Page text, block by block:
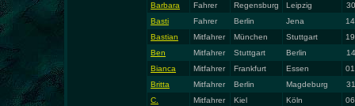
Barbara
Fahrer Regensburg Leipzig
Basti
Fahrer Berlin Jena
Bastian
Mitfahrer München Stuttgart
Ben
Mitfahrer Stuttgart Berlin
Bianca
Mitfahrer Frankfurt Essen
Britta
Mitfahrer Berlin Magdeburg
C.
Mitfahrer Kiel Köln